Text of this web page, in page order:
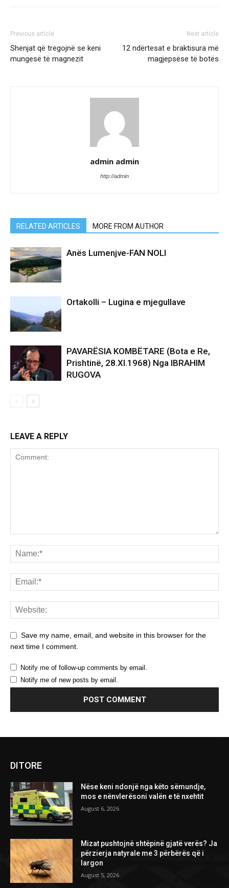
Previous article
Shenjat që tregojnë se keni
mungesë të magnezit
Next article
12 ndërtesat e braktisura më
magjepsëse të botës
admin admin
http://admin
RELATED ARTICLES MORE FROM AUTHOR
Anës Lumenjve-FAN NOLI
Ortakolli – Lugina e mjegullave
PAVARËSIA KOMBËTARE (Bota e Re,
Prishtinë, 28.XI.1968) Nga IBRAHIM
RUGOVA
LEAVE A REPLY
Save my name, email, and website in this browser for the
next time I comment.
Notify me of follow-up comments by email.
Notify me of new posts by email.
DITORE
Nëse keni ndonjë nga këto sëmundje,
mos e nënvlerësoni valën e të nxehtit
August 6, 2026
Mizat pushtojnë shtëpinë gjatë verës? Ja
përzierja natyrale me 3 përbërës që i
largon
August 5, 2026